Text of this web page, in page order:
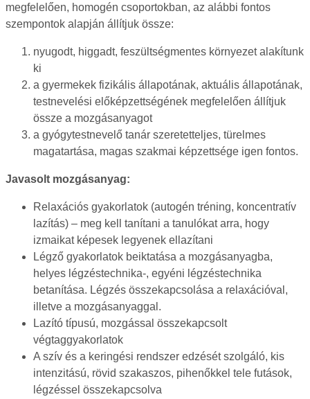
megfelelően, homogén csoportokban, az alábbi fontos
szempontok alapján állítjuk össze:
nyugodt, higgadt, feszültségmentes környezet alakítunk
ki
a gyermekek fizikális állapotának, aktuális állapotának,
testnevelési előképzettségének megfelelően állítjuk
össze a mozgásanyagot
a gyógytestnevelő tanár szeretetteljes, türelmes
magatartása, magas szakmai képzettsége igen fontos.
Javasolt mozgásanyag:
Relaxációs gyakorlatok (autogén tréning, koncentratív
lazítás) – meg kell tanítani a tanulókat arra, hogy
izmaikat képesek legyenek ellazítani
Légző gyakorlatok beiktatása a mozgásanyagba,
helyes légzéstechnika-, egyéni légzéstechnika
betanítása. Légzés összekapcsolása a relaxációval,
illetve a mozgásanyaggal.
Lazító típusú, mozgással összekapcsolt
végtaggyakorlatok
A szív és a keringési rendszer edzését szolgáló, kis
intenzitású, rövid szakaszos, pihenőkkel tele futások,
légzéssel összekapcsolva